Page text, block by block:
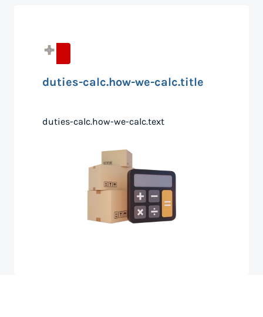
duties-calc.how-we-calc.title
duties-calc.how-we-calc.text